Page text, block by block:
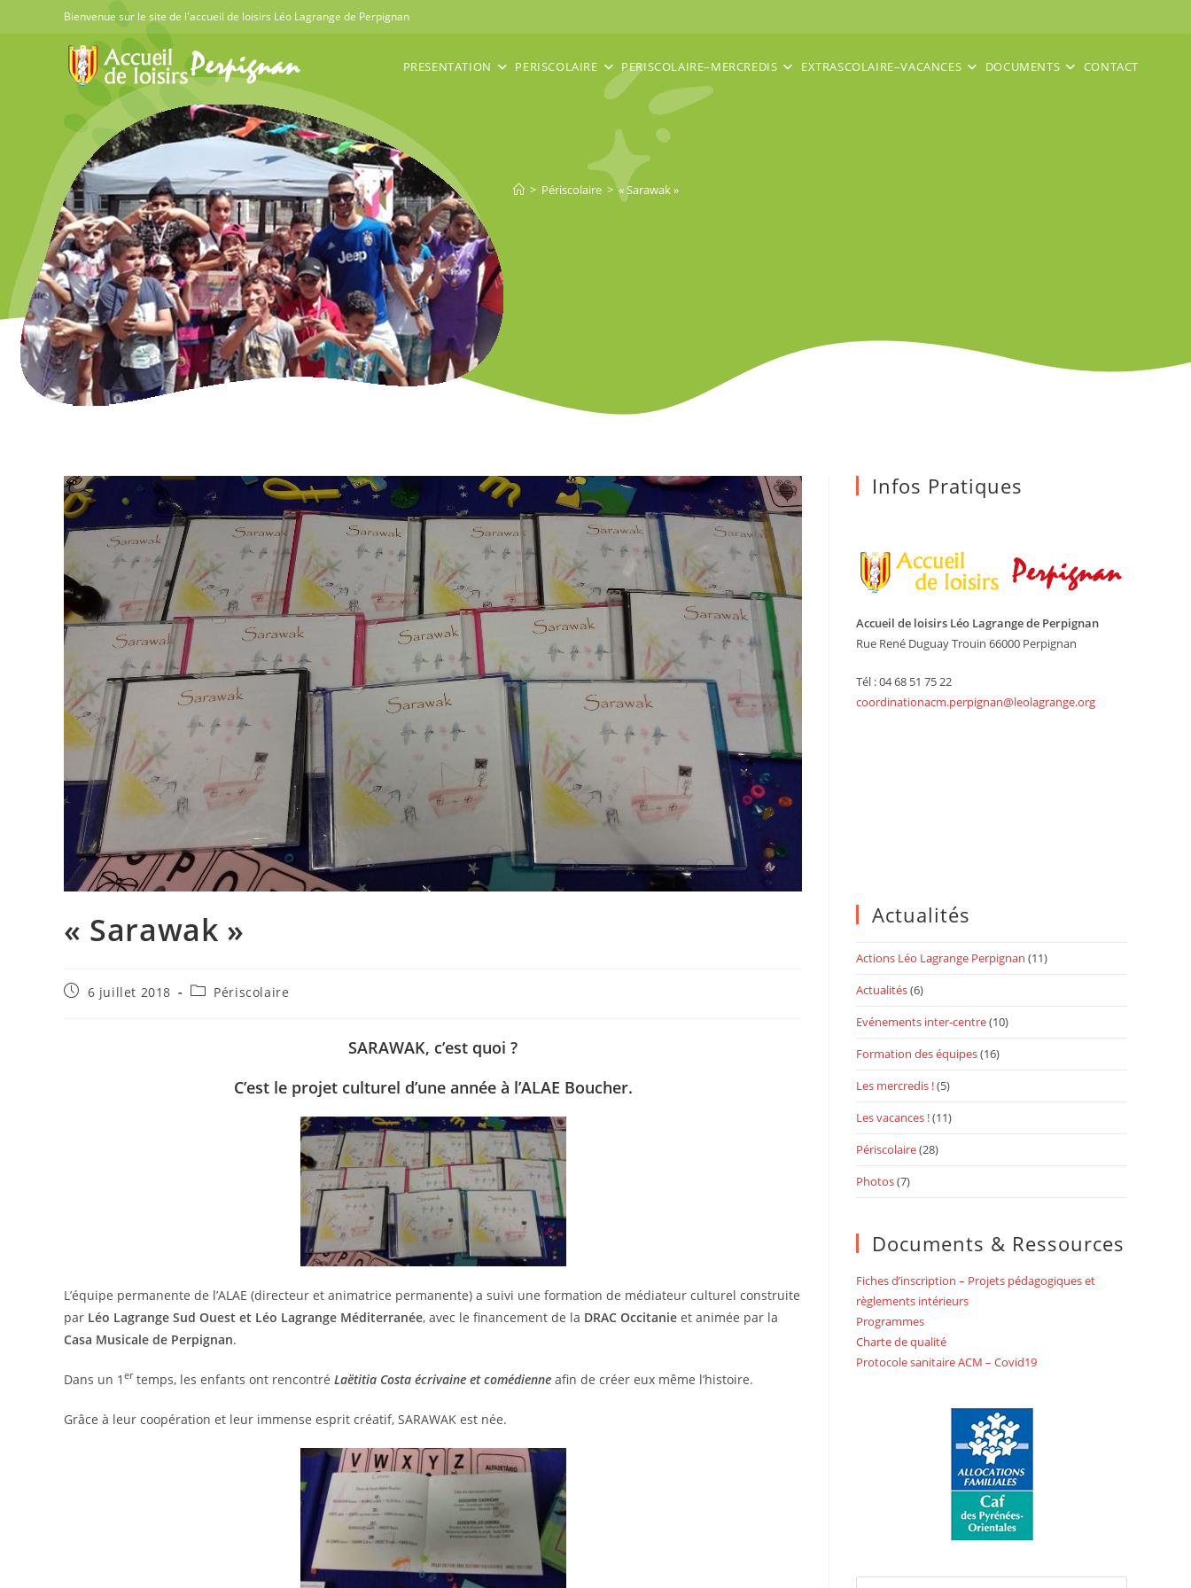
Bienvenue sur le site de l'accueil de loisirs Léo Lagrange de Perpignan
PRESENTATION PERISCOLAIRE PERISCOLAIRE–MERCREDIS EXTRASCOLAIRE–VACANCES DOCUMENTS CONTACT
> Périscolaire > « Sarawak »
« Sarawak »
Publication
6 juillet 2018
PostPériscolaire
SARAWAK, c’est quoi ?
C’est le projet culturel d’une année à l’ALAE Boucher.
L’équipe permanente de l’ALAE (directeur et animatrice permanente) a suivi une formation de médiateur culturel construite
par Léo Lagrange Sud Ouest et Léo Lagrange Méditerranée, avec le financement de la DRAC Occitanie et animée par la
Casa Musicale de Perpignan.
Dans un 1 ertemps, les enfants ont rencontré Laëtitia Costa écrivaine et comédienne afin de créer eux même l’histoire.
Grâce à leur coopération et leur immense esprit créatif, SARAWAK est née.
Infos Pratiques
Accueil de loisirs Léo Lagrange de Perpignan
Rue René Duguay Trouin 66000 Perpignan
Tél : 04 68 51 75 22
coordinationacm.perpignan@leolagrange.org
Actualités
Actions Léo Lagrange Perpignan (11)
Actualités(6)
Evénements inter-centre(10)
Formation des équipes(16)
Les mercredis !(5)
Les vacances !(11)
Périscolaire(28)
Photos(7)
Documents & Ressources
Fiches d’inscription – Projets pédagogiques et
règlements intérieurs
Programmes
Charte de qualité
Protocole sanitaire ACM – Covid19